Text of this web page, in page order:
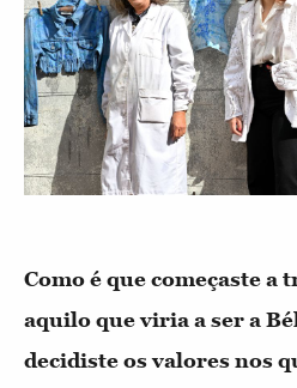
Como é que começaste a
aquilo que viria a ser a
decidiste os valores nos